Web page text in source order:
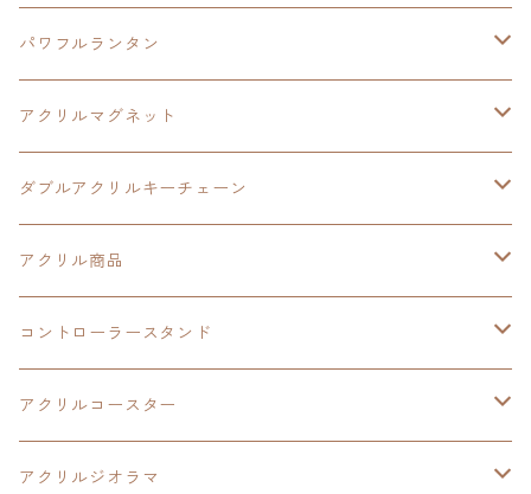
黎の軌跡Ⅱ
碧の軌跡：改
閃の軌跡Ⅲ
黎の軌跡
黎の軌跡Ⅱ
イースⅧ
イースⅩ
創の軌跡
パワフルランタン
創の軌跡
アクリルマグネット
創の軌跡
界の軌跡
ダブルアクリルキーチェーン
創の軌跡
アクリル商品
LEDアクリルカード
界の軌跡
アクリルジオラマ
コントローラースタンド
イースⅨ
閃の軌跡Ⅳ
アクリルコースター
イースⅧ
アクリルジオラマ